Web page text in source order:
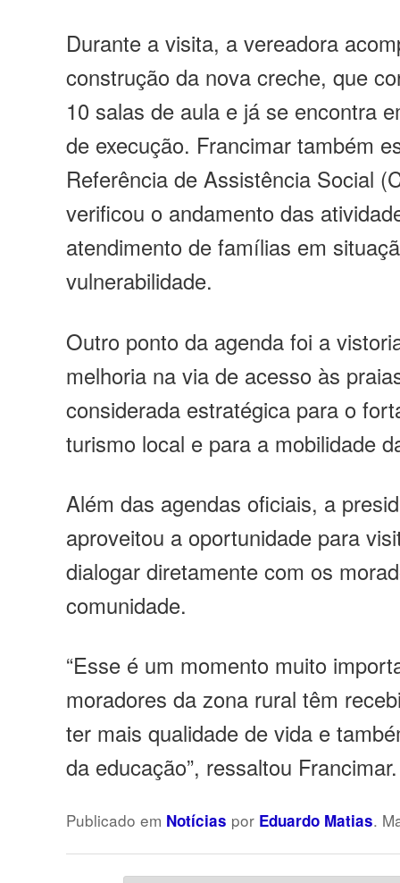
Durante a visita, a vereadora
construção da nova creche, que
10 salas de aula e já se encontra
de execução. Francimar também
Referência de Assistência Social
verificou o andamento das
atendimento de famílias em
vulnerabilidade.
Outro ponto da agenda foi a
melhoria na via de acesso às
considerada estratégica para o
turismo local e para a mobilidade
Além das agendas oficiais, a
aproveitou a oportunidade para
dialogar diretamente com os
comunidade.
“Esse é um momento muito
moradores da zona rural têm
ter mais qualidade de vida e
da educação”, ressaltou Francimar.
Publicado em Notícias por Eduardo Matias.